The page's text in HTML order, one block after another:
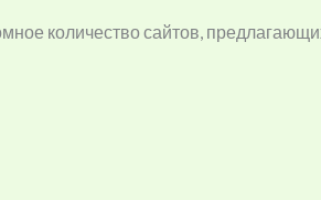
количество сайтов,